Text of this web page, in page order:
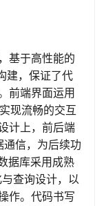
基于高性能的
建，保证了代
前端界面运用
现流畅的交互
计上，前后端
通信，为后续功
据库采用成熟
查询设计，以
作。代码书写